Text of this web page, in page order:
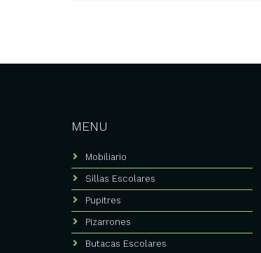
MENU
Mobiliario
Sillas Escolares
Pupitres
Pizarrones
Butacas Escolares